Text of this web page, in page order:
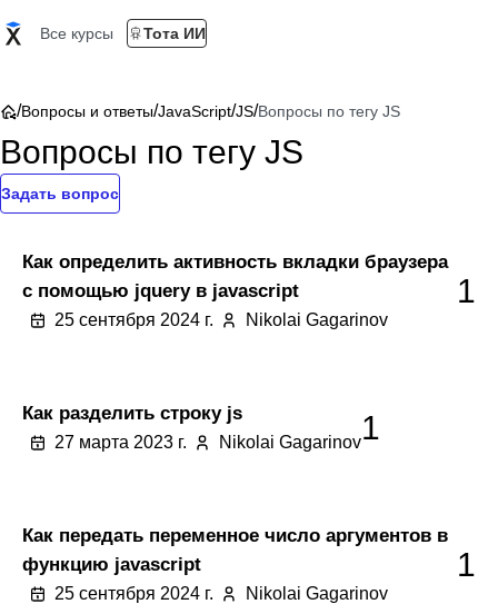
Все курсы Тота ИИ
/Вопросы и ответы/JavaScript/JS/Вопросы по тегу JS
Вопросы по тегу JS
Задать вопрос
Как определить активность вкладки браузера
с помощью jquery в javascript
25 сентября 2024 г. Nikolai Gagarinov
1
Как разделить строку js
27 марта 2023 г. Nikolai Gagarinov1
Как передать переменное число аргументов в
функцию javascript
25 сентября 2024 г. Nikolai Gagarinov
1